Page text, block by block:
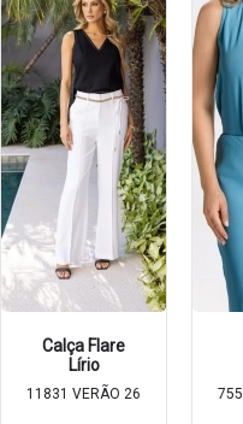
Calça Flare
Lírio
11831 VERÃO 26